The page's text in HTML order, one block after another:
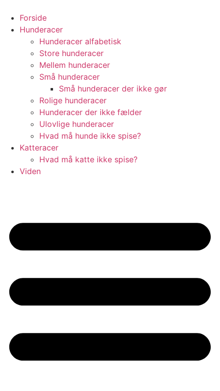
indhold
Forside
Hunderacer
Hunderacer alfabetisk
Store hunderacer
Mellem hunderacer
Små hunderacer
Små hunderacer der ikke gør
Rolige hunderacer
Hunderacer der ikke fælder
Ulovlige hunderacer
Hvad må hunde ikke spise?
Katteracer
Hvad må katte ikke spise?
Viden